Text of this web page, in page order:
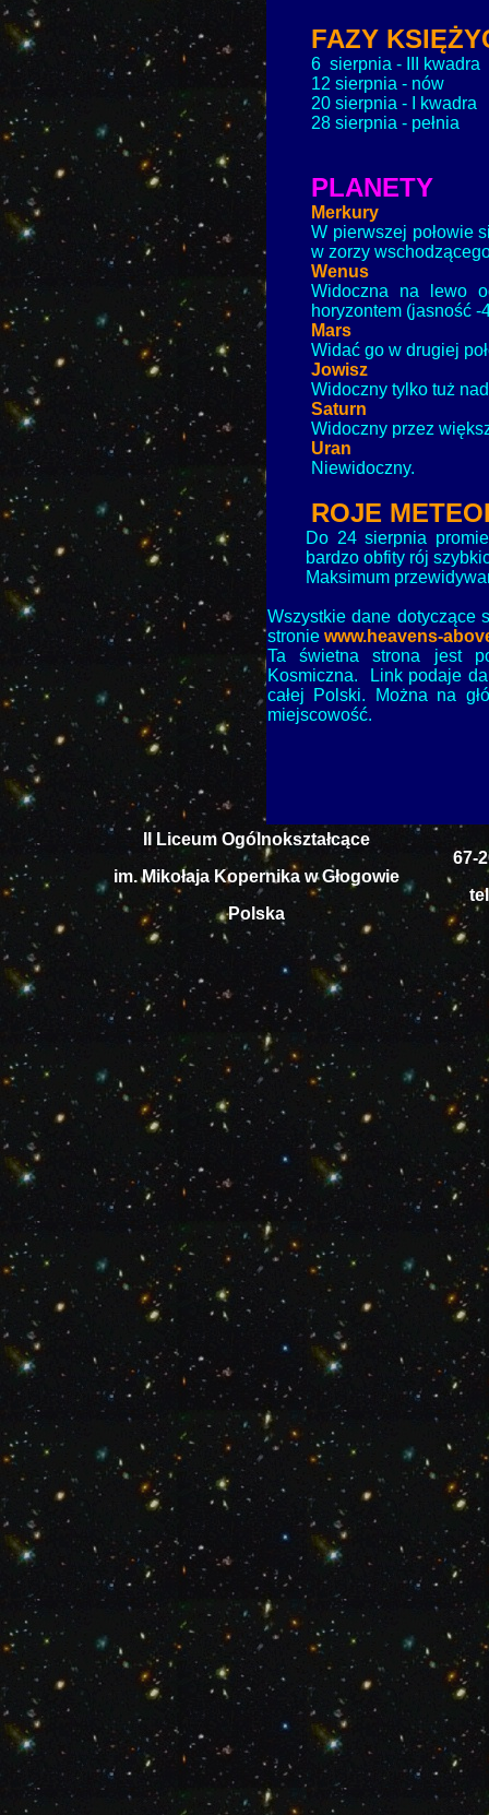
FAZY
6 sierpnia - III kwadra
12 sierpnia - nów
20 sierpnia - I kwadra
28 sierpnia - pełnia
PLANETY
Merkury
W pierwszej połowie
w zorzy
Wenus
Widoczna na lewo
horyzontem (jasność -
Mars
Widać go w drugiej
Jowisz
Widoczny tylko tuż
Saturn
Widoczny przez
Uran
Niewidoczny.
ROJE
Do 24 sierpnia
bardzo obfity rój
Maksimum
Wszystkie dane dotyczące
stronie www.heavens-
Ta świetna strona jest
Kosmiczna. Link podaje
całej Polski. Można na
miejscowość.
II Liceum Ogólnokształcące
im. Mikołaja Kopernika w Głogowie
Polska
67-